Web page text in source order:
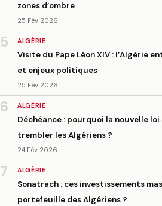
zones d’ombre
25 Fév 2026
5 ALGÉRIE
Visite du Pape Léon XIV : l’Algérie
et enjeux politiques
25 Fév 2026
6 ALGÉRIE
Déchéance : pourquoi la nouvelle
trembler les Algériens ?
24 Fév 2026
7 ALGÉRIE
Sonatrach : ces investissements
portefeuille des Algériens ?